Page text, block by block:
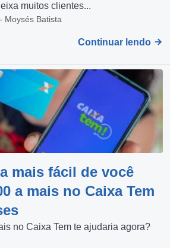
muitos clientes...
Moysés Batista
Continuar lendo
mais fácil de você
a mais no Caixa Tem
no Caixa Tem te ajudaria agora?